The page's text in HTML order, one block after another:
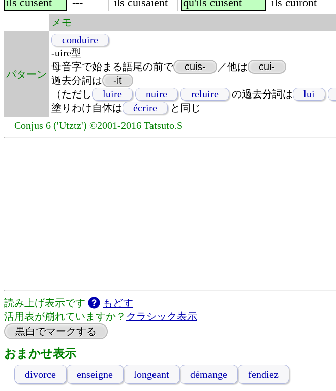
メモ
パターン
conduire
-uire型
母音字で始まる語尾の前で
cuis- ／他は
cui-
過去分詞は
-it
（ただし
luire nuire reluire の過去分詞は lui
塗りわけ自体は
écrire
と同じ
Conjus 6 ('Utztz') ©2001-2016 Tatsuto.S
読み上げ表示です
もどす
活用表が崩れていますか？ クラシック表示
黒白でマークする
おまかせ表示
divorce enseigne longeant démange fendiez